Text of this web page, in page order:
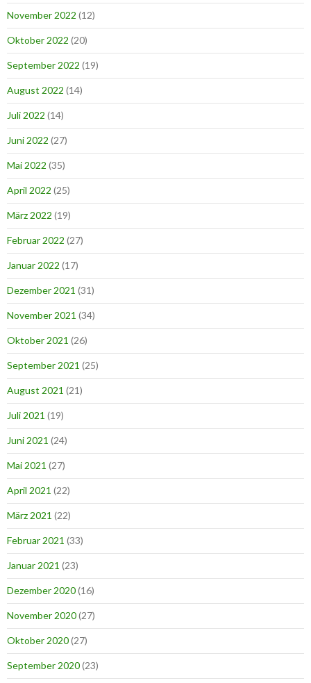
November 2022 (12)
Oktober 2022 (20)
September 2022 (19)
August 2022 (14)
Juli 2022 (14)
Juni 2022 (27)
Mai 2022 (35)
April 2022 (25)
März 2022 (19)
Februar 2022 (27)
Januar 2022 (17)
Dezember 2021 (31)
November 2021 (34)
Oktober 2021 (26)
September 2021 (25)
August 2021 (21)
Juli 2021 (19)
Juni 2021 (24)
Mai 2021 (27)
April 2021 (22)
März 2021 (22)
Februar 2021 (33)
Januar 2021 (23)
Dezember 2020(16)
November 2020(27)
Oktober 2020(27)
September 2020(23)